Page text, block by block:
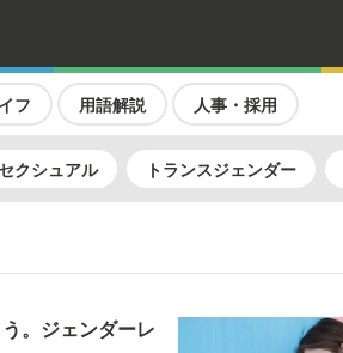
フ 用語解説 人事・採用
クシュアル トランスジェンダー
。ジェンダーレ